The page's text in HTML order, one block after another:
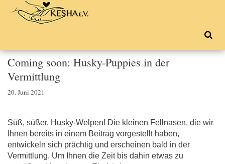
Coming soon: Husky-Puppies in der
Vermittlung
20. Juni 2021
Süß, süßer, Husky-Welpen! Die kleinen Fellnasen, die wir
Ihnen bereits in einem Beitrag vorgestellt haben,
entwickeln sich prächtig und erscheinen bald in der
Vermittlung. Um Ihnen die Zeit bis dahin etwas zu